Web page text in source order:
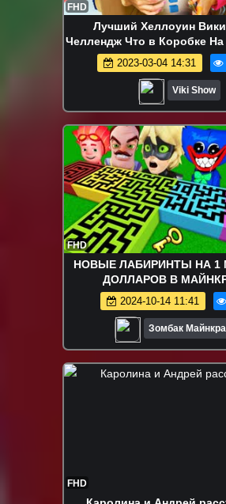
FHD
Лучший Хеллоуин
Челлендж Что в Коробке
Нащупал Скелет Крысы
Голова Черви Challenge /
2023-03-04 14:31
Viki Show
FHD
НОВЫЕ ЛАБИРИНТЫ НА 1
ДОЛЛАРОВ В
2024-10-14 11:41
Зомбак
FHD